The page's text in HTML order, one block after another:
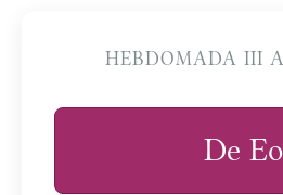
HEBDOMADA III
De Eo